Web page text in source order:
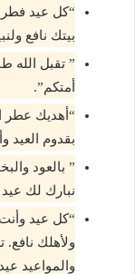
“كل عيد فطر
بيتك نافع
” تقبل الله
أمتكم”.
“أهديك عطر
بقدوم العيد
” بالعود
نبارك لك
“كل عيد وأنت
ولأهلك نافع.
والمواعيد